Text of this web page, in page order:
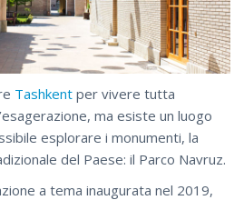
Tashkent per vivere tutta
ma esiste un luogo
esplorare i monumenti, la
del Paese: il Parco Navruz.
a tema inaugurata nel 2019,